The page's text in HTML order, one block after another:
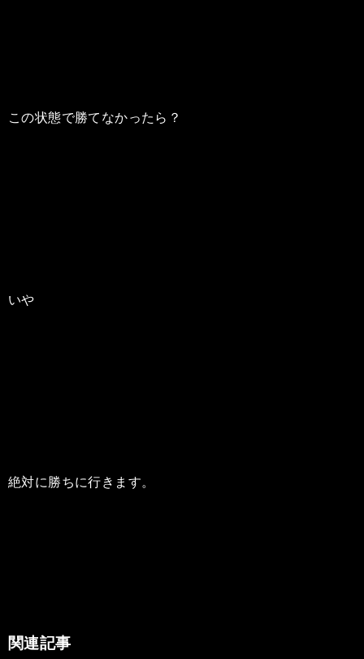
この状態で勝てなかったら？
いや
絶対に勝ちに行きます。
関連記事